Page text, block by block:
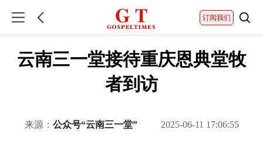
订阅我们
云南三一堂接待重庆恩典堂牧
者到访
来源： 公众号“云南三一堂” 2025-06-11 17:06:55